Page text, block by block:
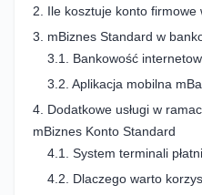
Ile kosztuje konto firmowe
mBiznes Standard w
Bankowość
Aplikacja mobilna
Dodatkowe usługi w
mBiznes Konto Standard
System terminali
Dlaczego warto